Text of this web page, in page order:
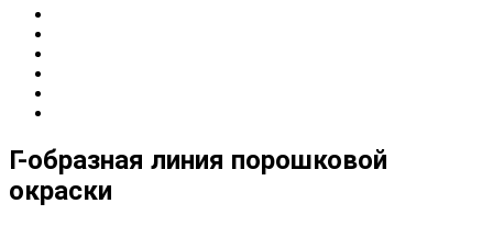
Г-образная линия порошковой
окраски